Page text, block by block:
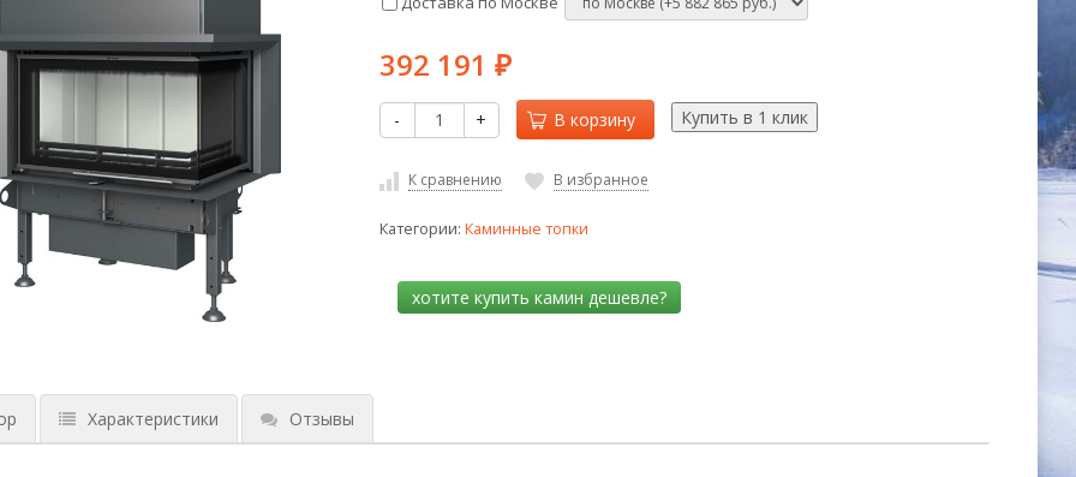
392 191 ₽
- + В корзину
К сравнению В избранное
Категории: Каминные топки
Характеристики Отзывы